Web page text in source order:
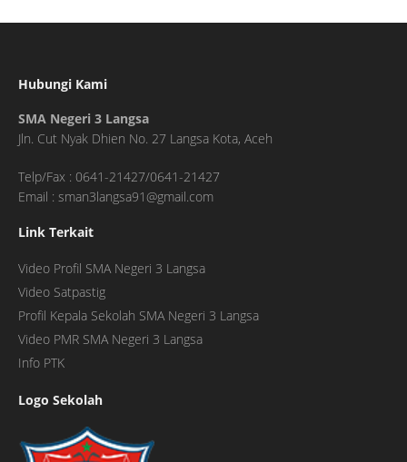
Hubungi Kami
SMA Negeri 3 Langsa
Jln. Cut Nyak Dhien No. 27 Langsa Kota, Aceh
Telp/Fax : 0641-21427/0641-21427
Email : sman3langsa91@gmail.com
Link Terkait
Video Profil SMA Negeri 3 Langsa
Video Satpastig
Profil Kepala Sekolah SMA Negeri 3 Langsa
Video PMR SMA Negeri 3 Langsa
Info PTK
Logo Sekolah